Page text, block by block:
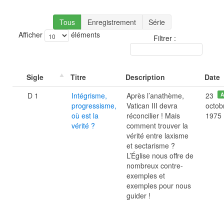
Tous Enregistrement
Série
Afficher
éléments Filtrer :
Sigle Titre Description
Date
D 1
Intégrisme,
progressisme,
où est la
vérité ?
Après l’anathème,
Vatican III devra
réconcilier ! Mais
comment trouver la
vérité entre laxisme
et sectarisme ?
L’Église nous offre de
nombreux contre-
exemples et
exemples pour nous
guider !
23
1975